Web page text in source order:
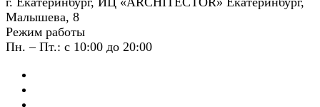
Малышева, 8
Режим работы
Пн. – Пт.: с 10:00 до 20:00